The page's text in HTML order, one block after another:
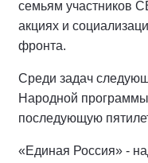
семьям участников
акциях и
фронта.
Среди задач
Народной
последующую
«Единая Россия» -